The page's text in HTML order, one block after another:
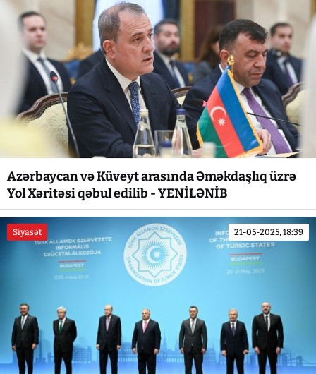
Azərbaycan və Küveyt arasında Əməkdaşlıq üzrə
Yol Xəritəsi qəbul edilib - YENİLƏNİB
Siyasət 21-05-2025, 18:39